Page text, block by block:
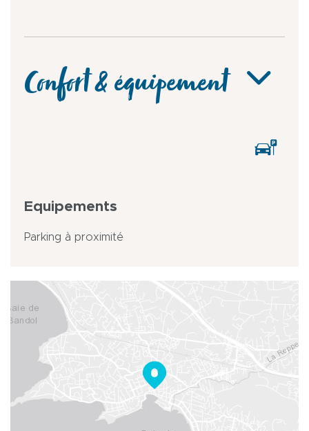
Confort & équipement
Equipements
Parking à proximité